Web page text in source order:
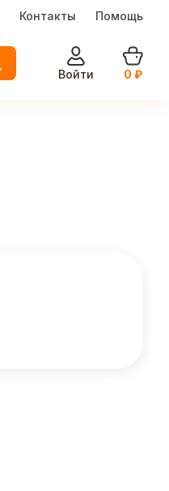
Контакты Помощь
Войти
0 ₽